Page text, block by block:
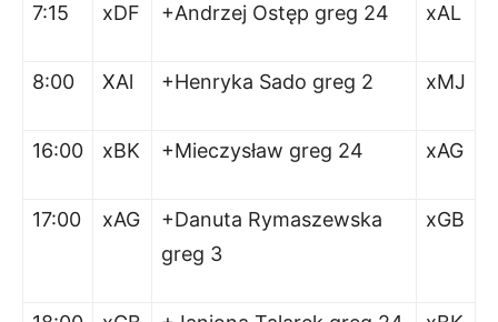
7:15 xDF +Andrzej Ostęp greg 24 xAL
8:00 XAl +Henryka Sado greg 2 xMJ
16:00 xBK +Mieczysław greg 24 xAG
17:00 xAG
+Danuta Rymaszewska
greg 3
xGB